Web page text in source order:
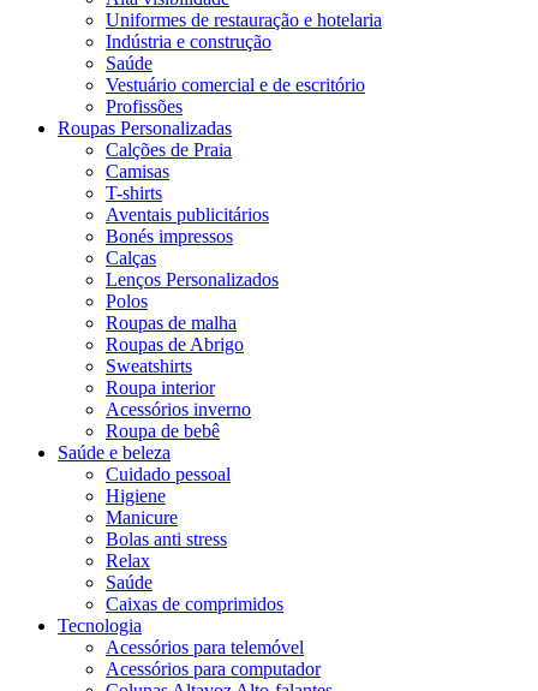
Uniformes de restauração e hotelaria
Indústria e construção
Saúde
Vestuário comercial e de escritório
Profissões
Roupas Personalizadas
Calções de Praia
Camisas
T-shirts
Aventais publicitários
Bonés impressos
Calças
Lenços Personalizados
Polos
Roupas de malha
Roupas de Abrigo
Sweatshirts
Roupa interior
Acessórios inverno
Roupa de bebê
Saúde e beleza
Cuidado pessoal
Higiene
Manicure
Bolas anti stress
Relax
Saúde
Caixas de comprimidos
Tecnologia
Acessórios para telemóvel
Acessórios para computador